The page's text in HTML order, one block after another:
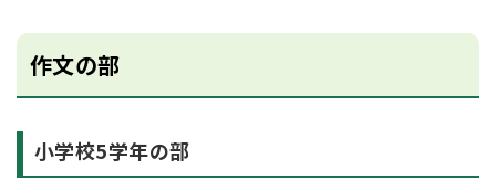
作文の部
小学校5学年の部